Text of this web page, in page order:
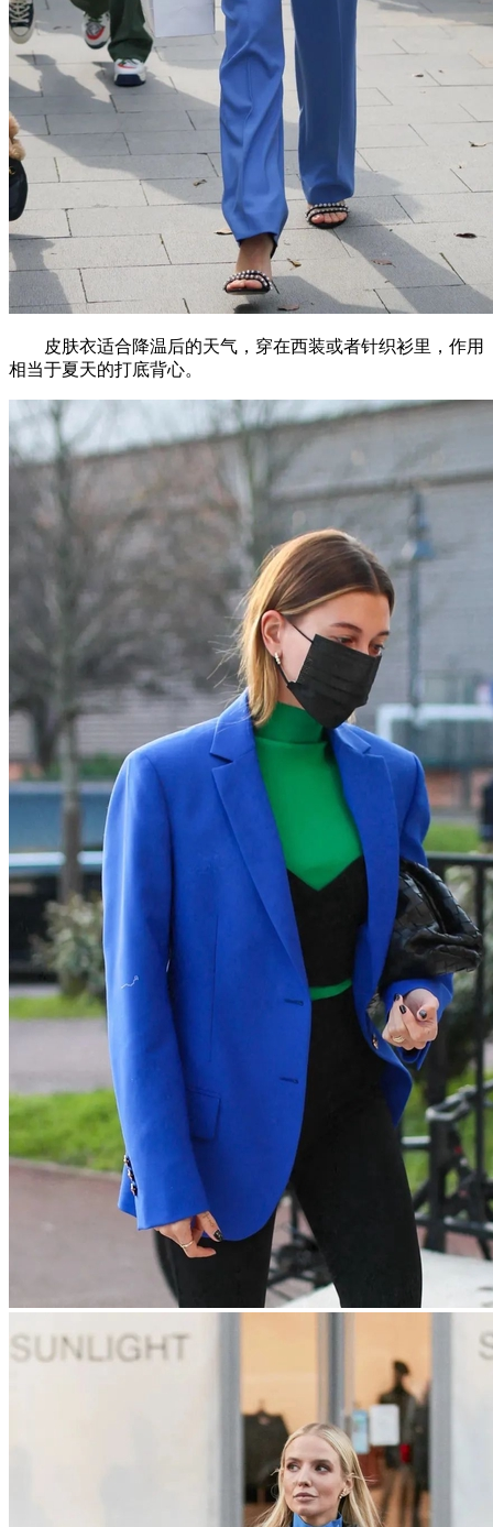
皮肤衣适合降温后的天气，穿在西装或者针织衫里，作用
相当于夏天的打底背心。